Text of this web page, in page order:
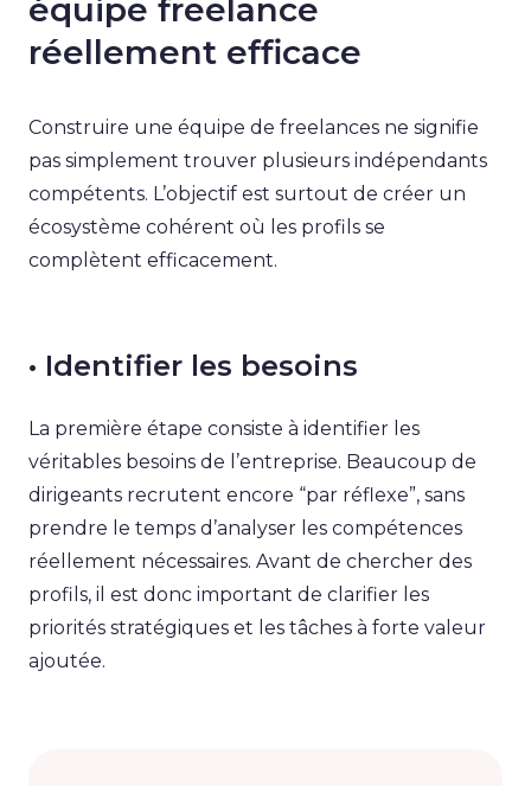
équipe freelance
réellement efficace
Construire une équipe de freelances ne signifie
pas simplement trouver plusieurs indépendants
compétents. L’objectif est surtout de créer un
écosystème cohérent où les profils se
complètent efficacement.
• Identifier les besoins
La première étape consiste à identifier les
véritables besoins de l’entreprise. Beaucoup de
dirigeants recrutent encore “par réflexe”, sans
prendre le temps d’analyser les compétences
réellement nécessaires. Avant de chercher des
profils, il est donc important de clarifier les
priorités stratégiques et les tâches à forte valeur
ajoutée.